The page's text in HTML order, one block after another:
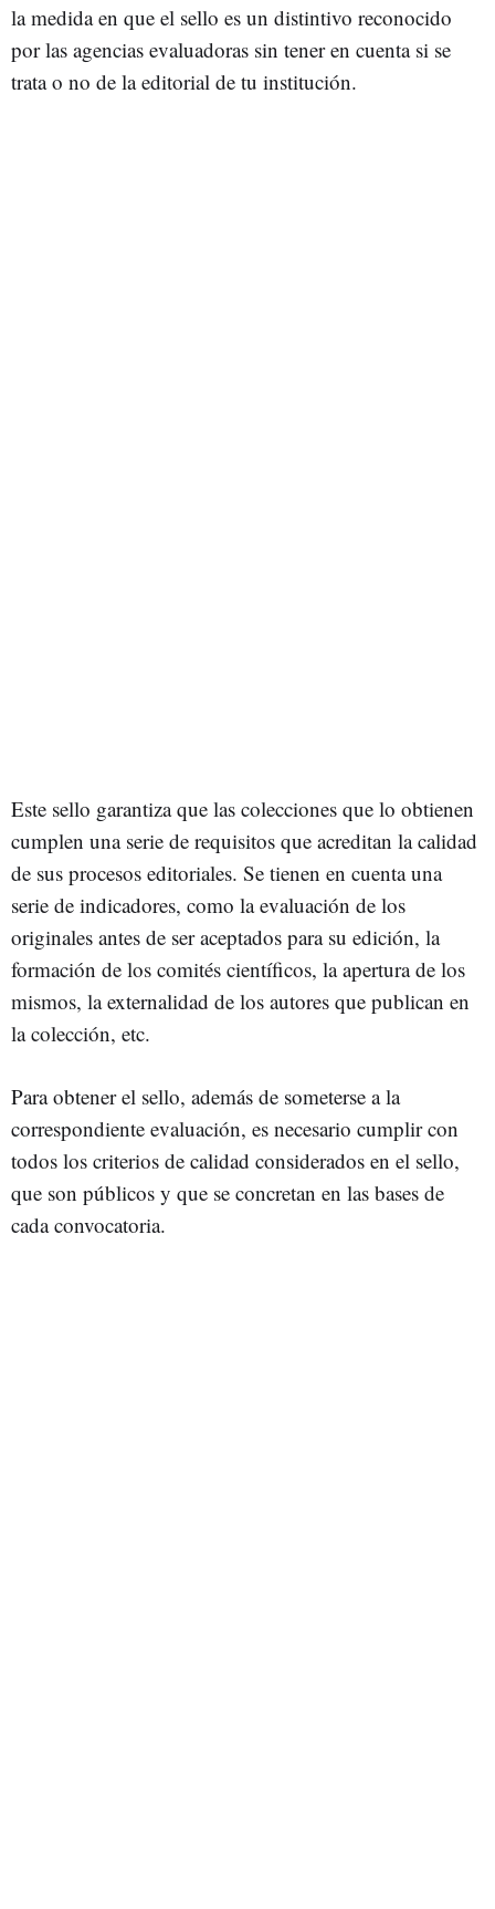
la medida en que el sello es un distintivo reconocido
por las agencias evaluadoras sin tener en cuenta si se
trata o no de la editorial de tu institución.
Este sello garantiza que las colecciones que lo obtienen
cumplen una serie de requisitos que acreditan la calidad
de sus procesos editoriales. Se tienen en cuenta una
serie de indicadores, como la evaluación de los
originales antes de ser aceptados para su edición, la
formación de los comités científicos, la apertura de los
mismos, la externalidad de los autores que publican en
la colección, etc.
Para obtener el sello, además de someterse a la
correspondiente evaluación, es necesario cumplir con
todos los criterios de calidad considerados en el sello,
que son públicos y que se concretan en las bases de
cada convocatoria.